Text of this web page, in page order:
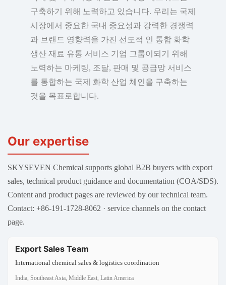
구축하기 위해 노력하고 있습니다. 우리는 국제
시장에서 중요한 국내 중요성과 강력한 경쟁력
과 브랜드 영향력을 가진 선도적 인 통합 화학
생산 재료 유통 서비스 기업 그룹이되기 위해
노력하는 마케팅, 조달, 판매 및 공급망 서비스
를 통합하는 국제 화학 산업 체인을 구축하는
것을 목표로합니다.
Our expertise
SKYSEVEN Chemical supports global B2B buyers with export
sales, technical product guidance and documentation (COA/SDS).
Content and product pages are reviewed by our technical team.
Contact: +86-191-1728-8062 · service channels on the contact
page.
Export Sales Team
International chemical sales & logistics coordination
India, Southeast Asia, Middle East, Latin America